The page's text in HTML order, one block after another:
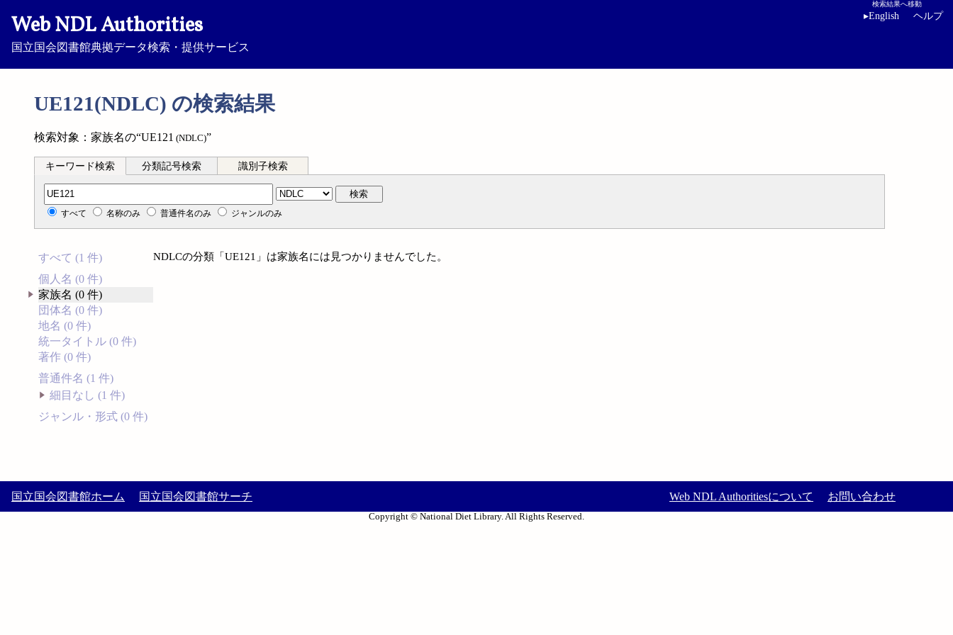
Web NDL Authorities
国立国会図書館典拠データ検索・提供サービス
検索結果へ移動
▸English ヘルプ
UE121(NDLC) の検索結果
検索対象：家族名の“UE121 (NDLC)”
キーワード検索 分類記号検索 識別子検索
分類記号検索 検索
すべて 名称のみ 普通件名のみ ジャンルのみ
すべて (1 件)
個人名 (0 件)
家族名 (0 件)
団体名 (0 件)
地名 (0 件)
統一タイトル (0 件)
著作 (0 件)
普通件名 (1 件)
細目なし (1 件)
ジャンル・形式 (0 件)
NDLCの分類「UE121」は家族名には見つかりませんでした。
国立国会図書館ホーム 国立国会図書館サーチ Web NDL Authoritiesについて お問い合わせ
Copyright © National Diet Library. All Rights Reserved.